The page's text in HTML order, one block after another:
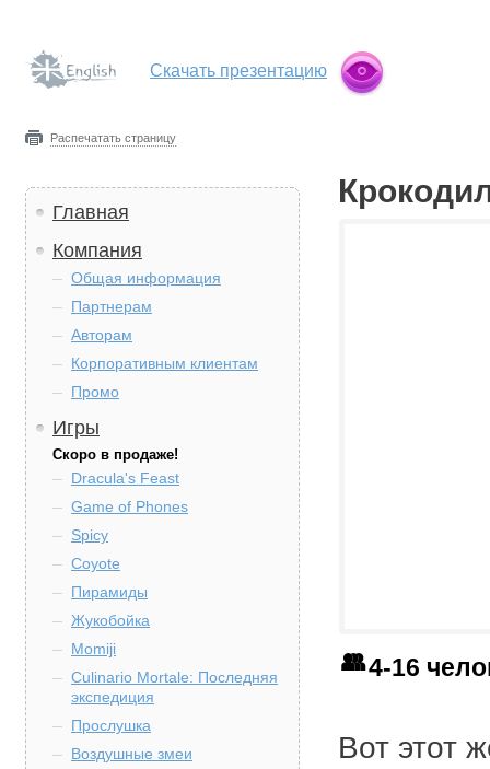
Скачать презентацию
Распечатать страницу
Главная
Компания
Общая информация
Партнерам
Авторам
Корпоративным клиентам
Промо
Игры
Скоро в продаже!
Dracula's Feast
Game of Phones
Spicy
Coyote
Пирамиды
Жукобойка
Momiji
Culinario Mortale: Последняя
экспедиция
Прослушка
Воздушные змеи
4-16
Вот этот